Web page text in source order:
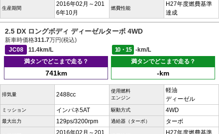
生産期間
2016年02月～201
6年10月
燃費性能
H27年度燃費基準
達成
2.5 DX ロングボディ ディーゼルターボ 4WD
新車時価格311.7万円(税込)
JC08
11.4km/L 10・15
-km/L
満タンでどこまで走る？
741km
満タンでどこまで走る？
-km
排気量 2488cc
使用燃料
エンジン
軽油
ディーゼル
ミッション インパネ5AT 駆動方式 4WD
最大出力 129ps/3200rpm 過給器（ターボ） ターボ